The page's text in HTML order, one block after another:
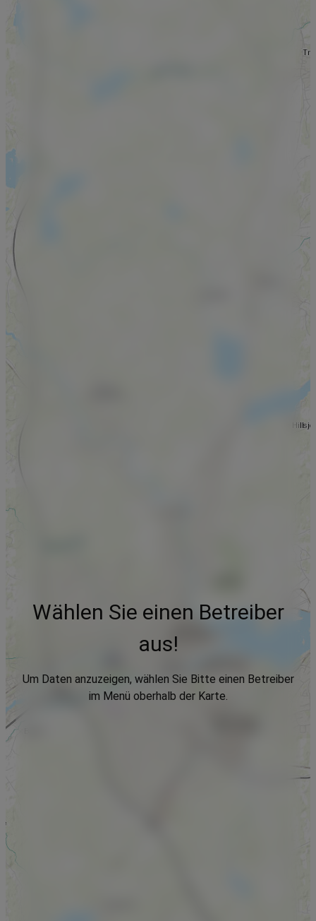
Wählen Sie einen Betreiber
aus!
Um Daten anzuzeigen, wählen Sie Bitte einen Betreiber
im Menü oberhalb der Karte.